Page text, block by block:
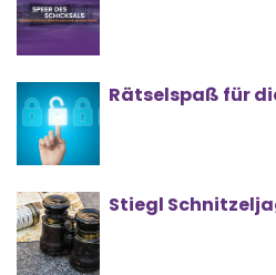
Rätselspaß für
Stiegl